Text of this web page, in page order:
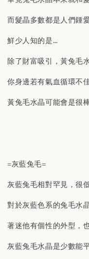
而髮晶多數都是人們鍾
鮮少人知的是…
除了財富吸引，黃兔毛
你身邊若有氣血循環不
黃兔毛水晶可能會是很
=灰藍兔毛=
灰藍兔毛相對罕見，很
對於灰藍色系的兔毛水
著迷他有個性的外型，
灰藍兔毛水晶是少數能